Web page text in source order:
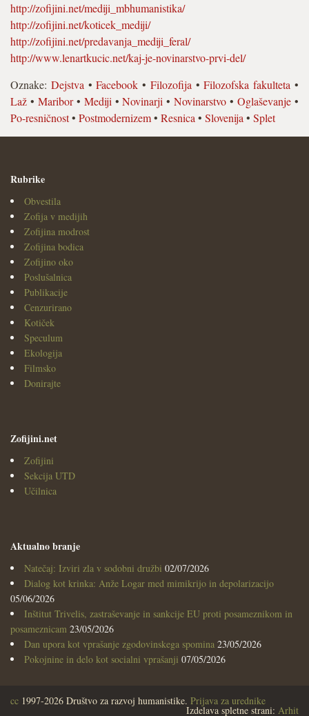
http://zofijini.net/mediji_mbhumanistika/
http://zofijini.net/koticek_mediji/
http://zofijini.net/predavanja_mediji_feral/
http://www.lenartkucic.net/kaj-je-novinarstvo-prvi-del/
Oznake: Dejstva •Facebook • Filozofija •Filozofska fakulteta •
Laž • Maribor• Mediji •Novinarji •Novinarstvo •Oglaševanje •
Po-resničnost• Postmodernizem• Resnica • Slovenija • Splet
Rubrike
Obvestila
Zofija v medijih
Zofijina modrost
Zofijina bodica
Zofijino oko
Poslušalnica
Publikacije
Cenzurirano
Kotiček
Speculum
Ekologija
Filmsko
Donirajte
Zofijini.net
Zofijini
Sekcija UTD
Učilnica
Aktualno branje
Natečaj: Izviri zla v sodobni družbi 02/07/2026
Dialog kot krinka: Anže Logar med mimikrijo in depolarizacijo
05/06/2026
Inštitut Trivelis, zastraševanje in sankcije EU proti posameznikom in
posameznicam 23/05/2026
Dan upora kot vprašanje zgodovinskega spomina 23/05/2026
Pokojnine in delo kot socialni vprašanji 07/05/2026
cc 1997-2026 Društvo za razvoj humanistike. Prijava za urednike
Izdelava spletne strani: Arhit